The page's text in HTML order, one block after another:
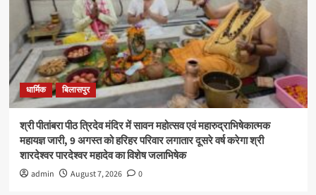
धार्मिक बिलासपुर
श्री पीतांबरा पीठ त्रिदेव मंदिर में सावन महोत्सव एवं महारुद्राभिषेकात्मक
महायज्ञ जारी, 9 अगस्त को हरिहर परिवार लगातार दूसरे वर्ष करेगा श्री
शारदेश्वर पारदेश्वर महादेव का विशेष जलाभिषेक
admin August 7, 2026 0